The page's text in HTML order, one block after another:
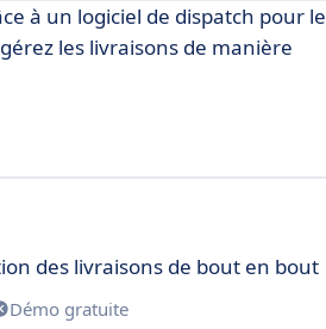
à un logiciel de dispatch pour le
les livraisons de manière
des livraisons de bout en bout
Démo gratuite